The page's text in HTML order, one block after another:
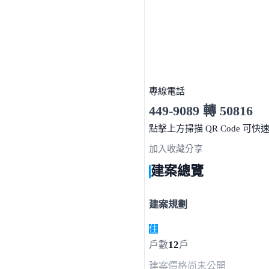
專線電話
449-9089 轉 50816
服務時間 10:00～19:00
點擊上方掃描 QR Code 可快
加入收藏分享
建案總覽
建案規劃
住
戶數12戶
建案價格尚未公開